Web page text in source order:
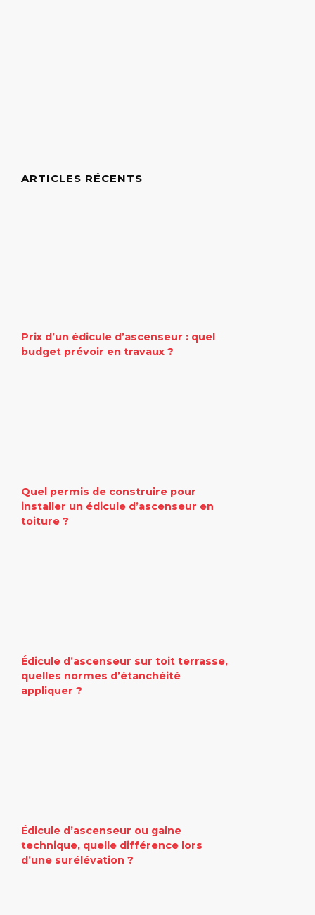
ARTICLES RÉCENTS
Prix d’un édicule d’ascenseur : quel
budget prévoir en travaux ?
Quel permis de construire pour
installer un édicule d’ascenseur en
toiture ?
Édicule d’ascenseur sur toit terrasse,
quelles normes d’étanchéité
appliquer ?
Édicule d’ascenseur ou gaine
technique, quelle différence lors
d’une surélévation ?